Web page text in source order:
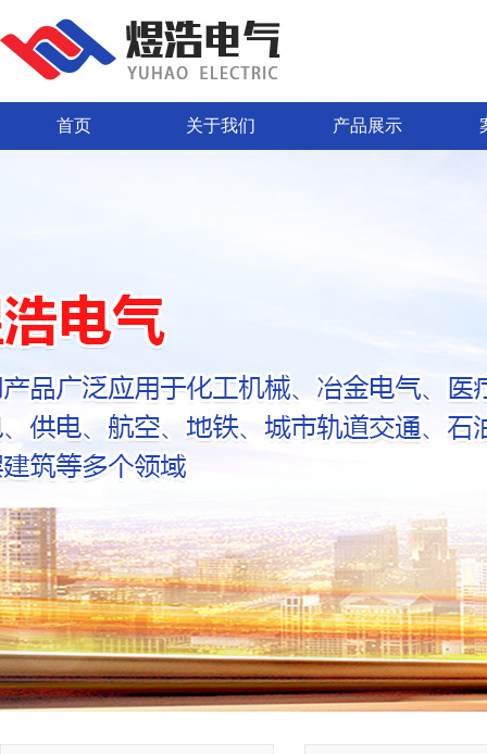
首页 关于我们 产品展示